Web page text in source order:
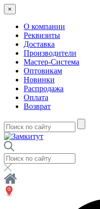
×
О компании
Реквизиты
Доставка
Производители
Мастер-Система
Оптовикам
Новинки
Распродажа
Оплата
Возврат